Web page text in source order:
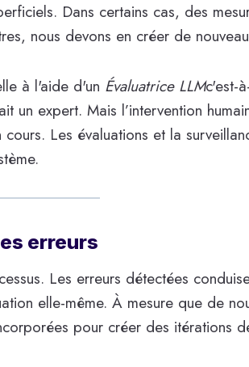
Dans certains cas, des
nous devons en créer de
à l'aide d'un Évaluatrice LLMc'est-
un expert. Mais l’intervention
Les évaluations et la
erreurs
Les erreurs détectées
elle-même. À mesure que de
pour créer des itérations